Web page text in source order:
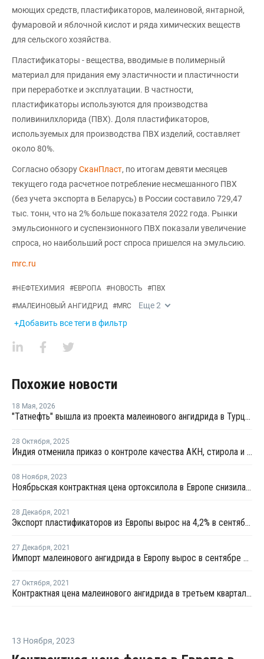
моющих средств, пластификаторов, малеиновой, янтарной,
фумаровой и яблочной кислот и ряда химических веществ
для сельского хозяйства.
Пластификаторы - вещества, вводимые в полимерный
материал для придания ему эластичности и пластичности
при переработке и эксплуатации. В частности,
пластификаторы используются для производства
поливинилхлорида (ПВХ). Доля пластификаторов,
используемых для производства ПВХ изделий, составляет
около 80%.
Согласно обзоруСканПласт, по итогам девяти месяцев
текущего года расчетное потребление несмешанного ПВХ
(без учета экспорта в Беларусь) в России составило 729,47
тыс. тонн, что на 2% больше показателя 2022 года. Рынки
эмульсионного и суспензионного ПВХ показали увеличение
спроса, но наибольший рост спроса пришелся на эмульсию.
mrc.ru
#НЕФТЕХИМИЯ #ЕВРОПА #НОВОСТЬ #ПВХ
#МАЛЕИНОВЫЙ АНГИДРИД #MRC Еще2
+Добавить все теги в фильтр
Похожие новости
18 Мая, 2026
"Татнефть" вышла из проекта малеинового ангидрида в Турции
28 Октября, 2025
Индия отменила приказ о контроле качества АКН, стирола и малеинового ангидрида
08 Ноября, 2023
Ноябрьская контрактная цена ортоксилола в Европе снизилась на EUR20 за тонну
28 Декабря, 2021
Экспорт пластификаторов из Европы вырос на 4,2% в сентябре
27 Декабря, 2021
Импорт малеинового ангидрида в Европу вырос в сентябре на 3,7% - Евростат
27 Октября, 2021
Контрактная цена малеинового ангидрида в третьем квартале увеличилась в Европе на EUR112,5 за тонну
13 Ноября, 2023